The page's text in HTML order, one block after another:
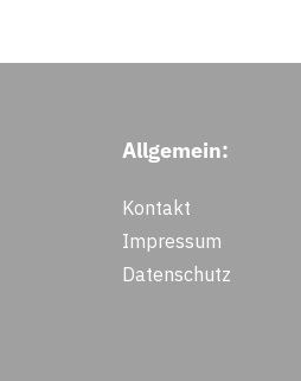
Allgemein:
Kontakt
Impressum
Datenschutz